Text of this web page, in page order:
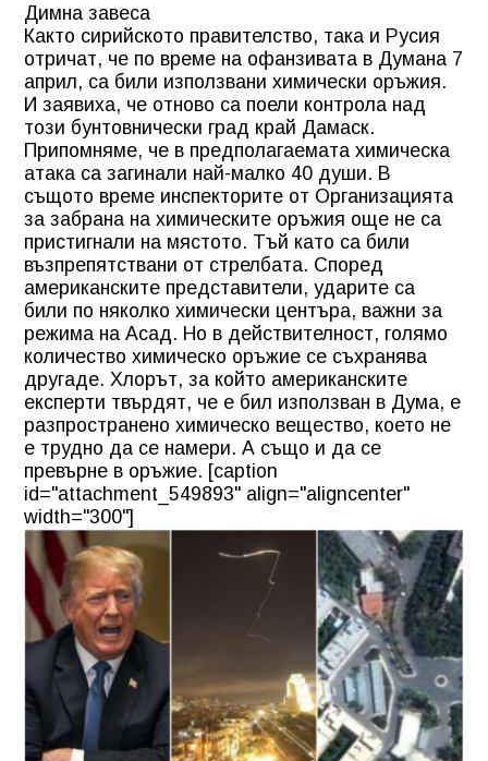
Димна завеса
Както сирийското правителство, така и Русия
отричат, че по време на офанзивата в Думана 7
април, са били използвани химически оръжия.
И заявиха, че отново са поели контрола над
този бунтовнически град край Дамаск.
Припомняме, че в предполагаемата химическа
атака са загинали най-малко 40 души. В
същото време инспекторите от Организацията
за забрана на химическите оръжия още не са
пристигнали на мястото. Тъй като са били
възпрепятствани от стрелбата. Според
американските представители, ударите са
били по няколко химически центъра, важни за
режима на Асад. Но в действителност, голямо
количество химическо оръжие се съхранява
другаде. Хлорът, за който американските
експерти твърдят, че е бил използван в Дума, е
разпространено химическо вещество, което не
е трудно да се намери. А също и да се
превърне в оръжие. [caption
id="attachment_549893" align="aligncenter"
width="300"]